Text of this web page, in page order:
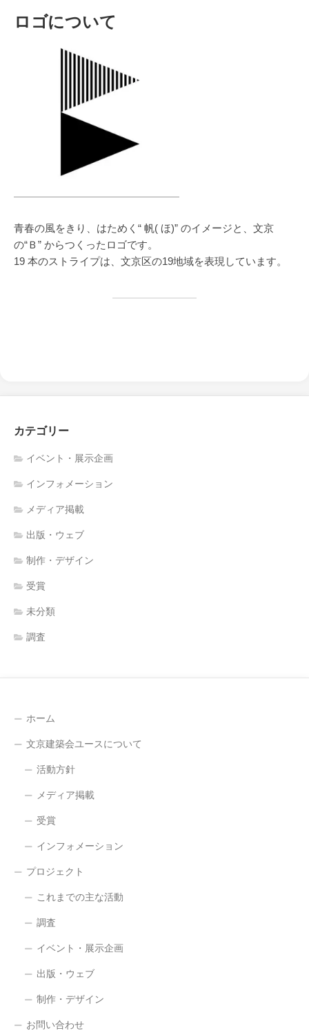
ロゴについて
青春の風をきり、はためく“ 帆( ほ)” のイメージと、文京
の“Ｂ” からつくったロゴです。
19 本のストライプは、文京区の19地域を表現しています。
カテゴリー
イベント・展示企画
インフォメーション
メディア掲載
出版・ウェブ
制作・デザイン
受賞
未分類
調査
ホーム
文京建築会ユースについて
活動方針
メディア掲載
受賞
インフォメーション
プロジェクト
これまでの主な活動
調査
イベント・展示企画
出版・ウェブ
制作・デザイン
お問い合わせ